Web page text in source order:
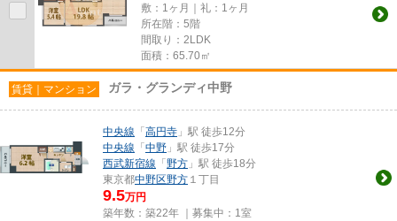
敷：1ヶ月｜礼：1ヶ月
所在階：5階
間取り：2LDK
面積：65.70㎡
賃貸｜マンション ガラ・グランディ中野
中央線 「 高円寺 」駅 徒歩12分
中央線 「 中野 」駅 徒歩17分
西武新宿線 「 野方 」駅 徒歩18分
東京都中野区野方 １丁目
9.5万円
築年数：築22年 ｜募集中： 1室